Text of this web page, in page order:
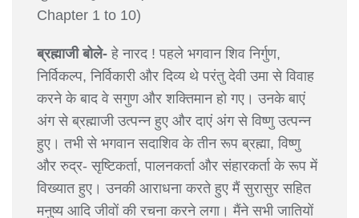
Chapter 1 to 10)
ब्रह्माजी बोले- हे नारद ! पहले भगवान शिव निर्गुण,
निर्विकल्प, निर्विकारी और दिव्य थे परंतु देवी उमा से विवाह
करने के बाद वे सगुण और शक्तिमान हो गए। उनके बाएं
अंग से ब्रह्माजी उत्पन्न हुए और दाएं अंग से विष्णु उत्पन्न
हुए। तभी से भगवान सदाशिव के तीन रूप ब्रह्मा, विष्णु
और रुद्र- सृष्टिकर्ता, पालनकर्ता और संहारकर्ता के रूप में
विख्यात हुए। उनकी आराधना करते हुए मैं सुरासुर सहित
मनुष्य आदि जीवों की रचना करने लगा। मैंने सभी जातियों